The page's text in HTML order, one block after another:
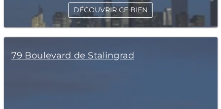
DÉCOUVRIR CE BIEN
79 Boulevard de Stalingrad